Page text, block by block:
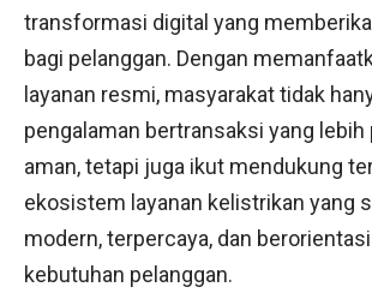
transformasi digital yang
bagi pelanggan. Dengan
layanan resmi, masyarakat tidak
pengalaman bertransaksi yang lebih
aman, tetapi juga ikut mendukung
ekosistem layanan kelistrikan yang
modern, terpercaya, dan
kebutuhan pelanggan.